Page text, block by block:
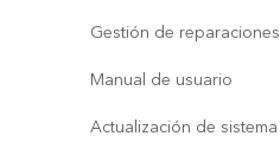
Gestión de reparaciones
Manual de usuario
Actualización de sistema